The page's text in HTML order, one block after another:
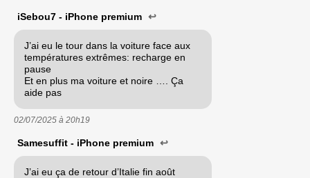
iSebou7 - iPhone premium ↩
J’ai eu le tour dans la voiture face aux
températures extrêmes: recharge en
pause
Et en plus ma voiture et noire …. Ça
aide pas
02/07/2025 à 20h19
Samesuffit - iPhone premium ↩
J’ai eu ça de retour d’Italie fin août